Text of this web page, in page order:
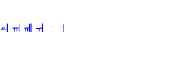
ㆉ ㆊ ㆋ ㆌ ㆍ
ㆎ